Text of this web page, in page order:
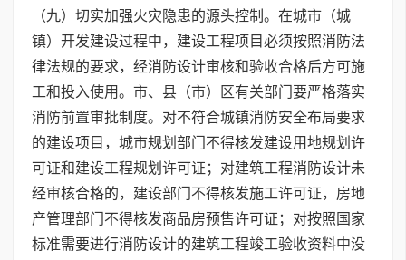
（九）切实加强火灾隐患的源头控制。在城市（城
镇）开发建设过程中，建设工程项目必须按照消防法
律法规的要求，经消防设计审核和验收合格后方可施
工和投入使用。市、县（市）区有关部门要严格落实
消防前置审批制度。对不符合城镇消防安全布局要求
的建设项目，城市规划部门不得核发建设用地规划许
可证和建设工程规划许可证；对建筑工程消防设计未
经审核合格的，建设部门不得核发施工许可证，房地
产管理部门不得核发商品房预售许可证；对按照国家
标准需要进行消防设计的建筑工程竣工验收资料中没